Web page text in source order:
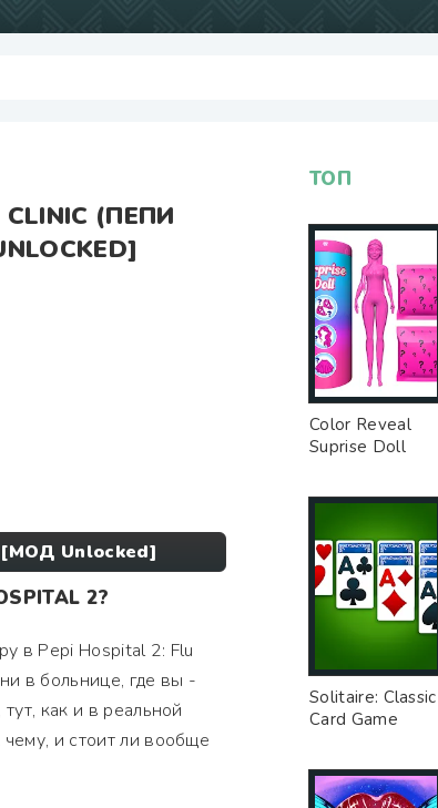
CLINIC (ПЕПИ
[МОД Unlocked]
2?
в Pepi Hospital 2: Flu
в больнице, где вы -
как и в реальной
и стоит ли вообще
ТОП
Color Reveal
Suprise Doll
Solitaire: Classic
Card Game